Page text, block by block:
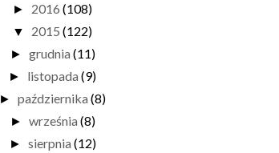
► 2016 (108)
▼ 2015 (122)
► grudnia (11)
► listopada (9)
► października (8)
► września (8)
► sierpnia (12)